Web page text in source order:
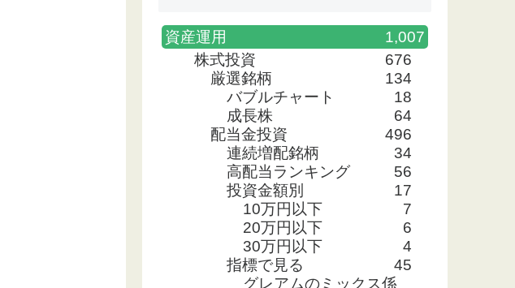
資産運用
1,007
株式投資
676
厳選銘柄
134
バブルチャート
18
成長株
64
配当金投資
496
連続増配銘柄
34
高配当ランキング
56
投資金額別
17
10万円以下
7
20万円以下
6
30万円以下
4
指標で見る
45
グレアムのミックス係